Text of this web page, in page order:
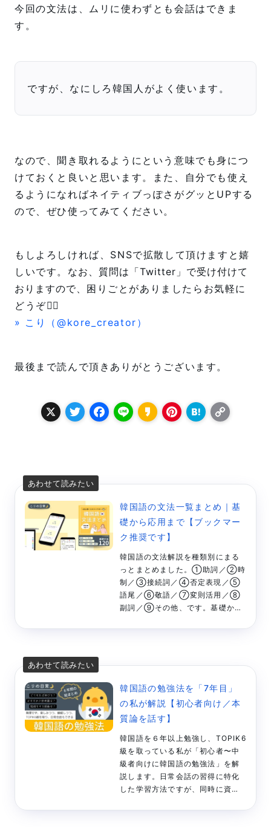
今回の文法は、ムリに使わずとも会話はできま
す。
ですが、なにしろ韓国人がよく使います。
なので、聞き取れるようにという意味でも身につ
けておくと良いと思います。また、自分でも使え
るようになればネイティブっぽさがグッとUPする
ので、ぜひ使ってみてください。
もしよろしければ、SNSで拡散して頂けますと嬉
しいです。 なお、質問は「Twitter」で受け付けて
おりますので、 困りごとがありましたらお気軽に
どうぞ🙇‍♀️
» こり（@kore_creator）
最後まで読んで頂きありがとうございます。
X T
t
e
r
F
b
o
o
k
L K
o
P
e
r
e
s
t
H
n
a
L
i
n
k
韓国語の文法一覧まとめ｜基
礎から応用まで【ブックマー
ク推奨です】
韓国語の文法解説を種類別にまる
っとまとめました。①助詞／②時
制／③接続詞／④否定表現／⑤
語尾／⑥敬語／⑦変則活用／⑧
副詞／⑨その他、です。基礎から
韓国語の勉強法を「7年目」
の私が解説【初心者向け／本
質論を話す】
韓国語を６年以上勉強し、TOPIK6
級を取っている私が「初心者〜中
級者向けに韓国語の勉強法」を解
説します。日常会話の習得に特化
した学習方法ですが、同時に資格